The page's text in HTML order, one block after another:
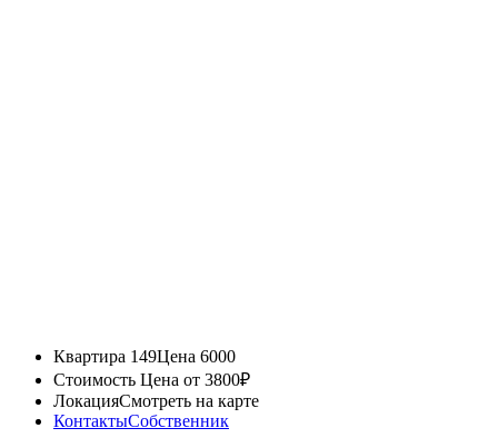
Квартира 149Цена 6000
Стоимость Цена от 3800₽
ЛокацияСмотреть на карте
КонтактыСобственник